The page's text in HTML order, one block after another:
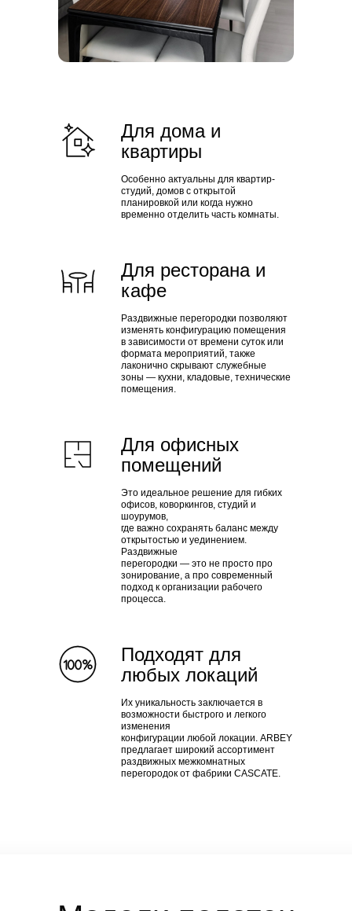
Для дома и
квартиры
Особенно актуальны для квартир-
студий, домов с открытой
планировкой или когда нужно
временно отделить часть комнаты.
Для ресторана и
кафе
Раздвижные перегородки позволяют
изменять конфигурацию помещения
в зависимости от времени суток или
формата мероприятий, также
лаконично скрывают служебные
зоны — кухни, кладовые, технические
помещения.
Для офисных
помещений
Это идеальное решение для гибких
офисов, коворкингов, студий и
шоурумов,
где важно сохранять баланс между
открытостью и уединением.
Раздвижные
перегородки — это не просто про
зонирование, а про современный
подход к организации рабочего
процесса.
Подходят для
любых локаций
Их уникальность заключается в
возможности быстрого и легкого
изменения
конфигурации любой локации. ARBEY
предлагает широкий ассортимент
раздвижных межкомнатных
перегородок от фабрики CASCATE.